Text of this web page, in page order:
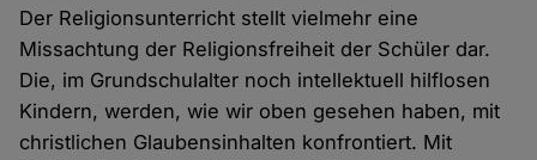
Der Religionsunterricht stellt vielmehr eine
Missachtung der Religionsfreiheit der Schüler dar.
Die, im Grundschulalter noch intellektuell hilflosen
Kindern, werden, wie wir oben gesehen haben, mit
christlichen Glaubensinhalten konfrontiert. Mit